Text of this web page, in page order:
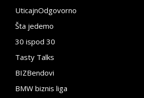
UticajnOdgovorno
Šta jedemo
30 ispod 30
Tasty Talks
BIZBendovi
BMW biznis liga